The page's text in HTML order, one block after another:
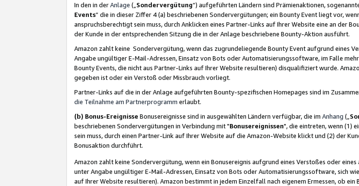
In den in derAnlage („ Sondervergütung“) aufgeführten Ländern sind Prämienaktionen,
Events“ die in dieser Ziffer 4 (a) beschriebenen Sondervergütungen; ein Bounty Event liegt vor,
anspruchsberechtigt sein muss, durch Anklicken eines Partner-Links auf Ihrer Website eine an der
der Kunde in der entsprechenden Sitzung die in der Anlage beschriebene Bounty-Aktion ausführt.
Amazon zahlt keine Sondervergütung, wenn das zugrundeliegende Bounty Event aufgrund eines
Angabe ungültiger E-Mail-Adressen, Einsatz von Bots oder Automatisierungssoftware, im Falle
Bounty Events, die nicht aus Partner-Links auf Ihrer Website resultieren) disqualifiziert wurde.
gegeben ist oder ein Verstoß oder Missbrauch vorliegt.
Partner-Links auf die in der Anlage aufgeführten Bounty-spezifischen Homepages sind im
die Teilnahme am Partnerprogramm erlaubt.
(b) Bonus-Ereignisse Bonusereignisse sind in ausgewählten Ländern verfügbar, die im Anhang („
beschriebenen Sondervergütungen in Verbindung mit "Bonusereignissen", die eintreten, wenn (1)
sein muss, durch einen Partner-Link auf Ihrer Website auf die Amazon-Website klickt und (2) der
Bonusaktion durchführt.
Amazon zahlt keine Sondervergütung, wenn ein Bonusereignis aufgrund eines Verstoßes oder
unter Angabe ungültiger E-Mail-Adressen, Einsatz von Bots oder Automatisierungssoftware, sich
auf Ihrer Website resultieren). Amazon bestimmt in jedem Einzelfall nach eigenem Ermessen, ob